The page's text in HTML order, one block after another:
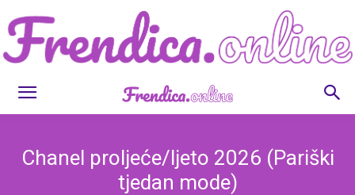
Frendica.online
Chanel proljeće/ljeto 2026 (Pariški
tjedan mode)